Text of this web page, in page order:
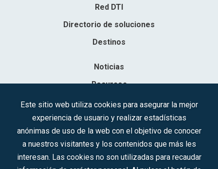
Red DTI
Directorio de soluciones
Destinos
Noticias
Recursos
Contacto
Sociedad Mercantil Estatal para la Gestión de la Innovación y las
Este sitio web utiliza cookies para asegurar la mejor
experiencia de usuario y realizar estadísticas
anónimas de uso de la web con el objetivo de conocer
a nuestros visitantes y los contenidos que más les
interesan. Las cookies no son utilizadas para recaudar